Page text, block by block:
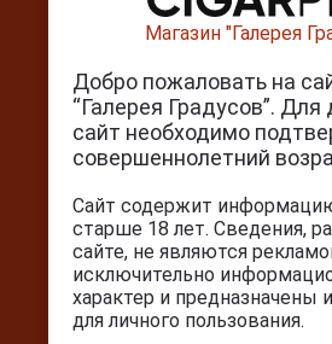
Контакты
г. Москва,
Ежедневно с 10:00
+7(495) 644-
Контакты
Магазин "Галерея
Добро пожаловать на
“Галерея Градусов”. Для
сайт необходимо
совершеннолетний
Сайт содержит
старше 18 лет. Сведения,
сайте, не являются
исключительно
характер и предназначены
для личного пользования.